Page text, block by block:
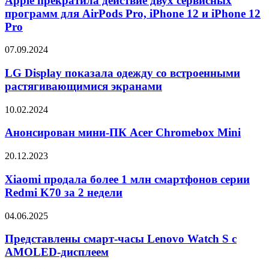
балла
за
ремонтопригодность
двух
сервисных
программ
AirPods
iPhone
12
и
iPhone
Pro
программ для AirPods Pro, iPhone 12 и iPhone 12
Pro
LG
показала
одежду
со
растягивающимися
07.09.2024
LG Display показала одежду со встроенными
растягивающимися экранами
Анонсирован
ПК
Chromebox
10.02.2024
Анонсирован мини-ПК Acer Chromebox Mini
Xiaomi
более
1
млн
серии
K70
за
20.12.2023
Xiaomi продала более 1 млн смартфонов серии
Redmi K70 за 2 недели
Представлены
часы
Lenovo
Watch
04.06.2025
Представлены смарт-часы Lenovo Watch S с
AMOLED-дисплеем